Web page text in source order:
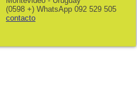
(0598 +) WhatsApp 092 529 505
contacto